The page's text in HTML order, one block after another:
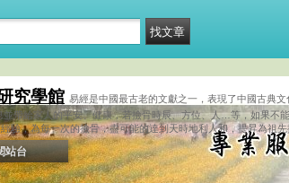
究學館 易經是中國最古老的文獻之一，表現了中國古典
帶給家人的平安、健康，若撿骨時辰、方位、人…等，如果不
驗，為每一次的撿骨，盡可能的達到天時地利人和，提昇為祖
站台